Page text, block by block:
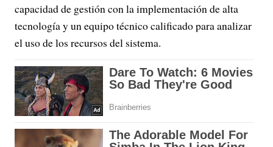
capacidad de gestión con la implementación de alta
tecnología y un equipo técnico calificado para analizar
el uso de los recursos del sistema.